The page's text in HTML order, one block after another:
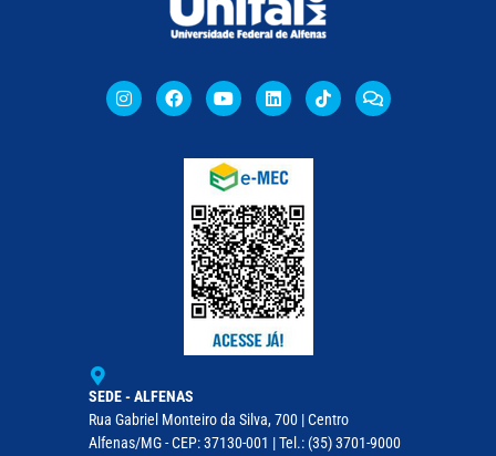
SEDE - ALFENAS
Rua Gabriel Monteiro da Silva, 700 | Centro
Alfenas/MG - CEP: 37130-001 | Tel.: (35) 3701-9000